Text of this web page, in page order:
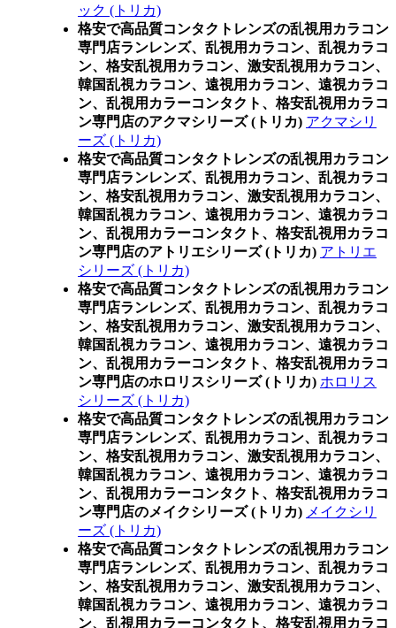
ック (トリカ)
格安で高品質コンタクトレンズの乱視用カラコン
専門店ランレンズ、乱視用カラコン、乱視カラコ
ン、格安乱視用カラコン、激安乱視用カラコン、
韓国乱視カラコン、遠視用カラコン、遠視カラコ
ン、乱視用カラーコンタクト、格安乱視用カラコ
ン専門店のアクマシリーズ (トリカ) アクマシリ
ーズ (トリカ)
格安で高品質コンタクトレンズの乱視用カラコン
専門店ランレンズ、乱視用カラコン、乱視カラコ
ン、格安乱視用カラコン、激安乱視用カラコン、
韓国乱視カラコン、遠視用カラコン、遠視カラコ
ン、乱視用カラーコンタクト、格安乱視用カラコ
ン専門店のアトリエシリーズ (トリカ) アトリエ
シリーズ (トリカ)
格安で高品質コンタクトレンズの乱視用カラコン
専門店ランレンズ、乱視用カラコン、乱視カラコ
ン、格安乱視用カラコン、激安乱視用カラコン、
韓国乱視カラコン、遠視用カラコン、遠視カラコ
ン、乱視用カラーコンタクト、格安乱視用カラコ
ン専門店のホロリスシリーズ (トリカ) ホロリス
シリーズ (トリカ)
格安で高品質コンタクトレンズの乱視用カラコン
専門店ランレンズ、乱視用カラコン、乱視カラコ
ン、格安乱視用カラコン、激安乱視用カラコン、
韓国乱視カラコン、遠視用カラコン、遠視カラコ
ン、乱視用カラーコンタクト、格安乱視用カラコ
ン専門店のメイクシリーズ (トリカ) メイクシリ
ーズ (トリカ)
格安で高品質コンタクトレンズの乱視用カラコン
専門店ランレンズ、乱視用カラコン、乱視カラコ
ン、格安乱視用カラコン、激安乱視用カラコン、
韓国乱視カラコン、遠視用カラコン、遠視カラコ
ン、乱視用カラーコンタクト、格安乱視用カラコ